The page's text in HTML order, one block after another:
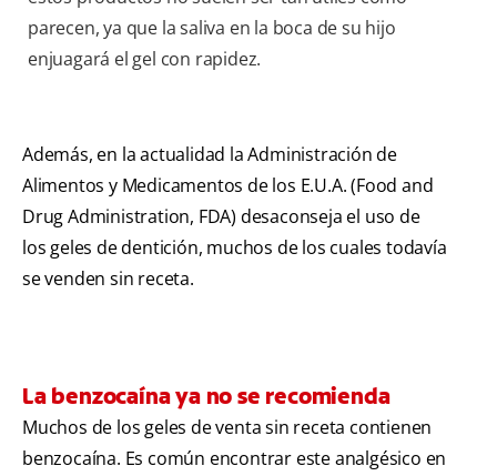
parecen, ya que la saliva en la boca de su hijo
enjuagará el gel con rapidez.
Además, en la actualidad la Administración de
Alimentos y Medicamentos de los E.U.A. (Food and
Drug Administration, FDA) desaconseja el uso de
los geles de dentición, muchos de los cuales todavía
se venden sin receta.
La benzocaína ya no se recomienda
Muchos de los geles de venta sin receta contienen
benzocaína. Es común encontrar este analgésico en